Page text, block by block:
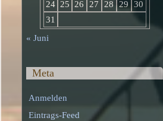
24 25 26 27 28 29
30
31
« Juni
Meta
Anmelden
Eintrags-Feed